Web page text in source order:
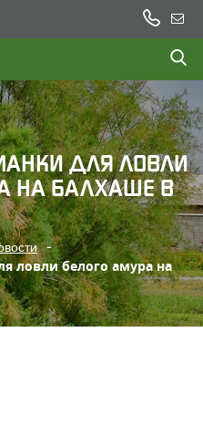
+7
(777)
200
22
23
нам
ДЛЯ ЛОВЛИ
НА БАЛХАШЕ В
ловли белого амура на